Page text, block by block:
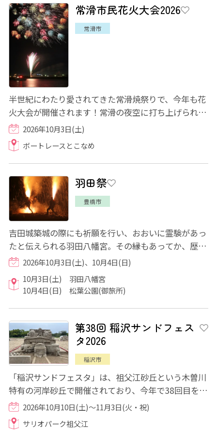
常滑市民花火大会2026
常滑市
半世紀にわたり愛されてきた常滑焼祭りで、今年も花
火大会が開催されます！常滑の夜空に打ち上げられる
花火が、「常滑焼まつり」を盛り上げます♪海...
2026年10月3日(土)
ボートレースとこなめ
羽田祭
豊橋市
吉田城築城の際にも祈願を行い、おおいに霊験があっ
たと伝えられる羽田八幡宮。その縁もあってか、歴代
の吉田城主からの崇敬も厚く、社殿の造営や...
2026年10月3日(土)、10月4日(日)
10月3日(土) 羽田八幡宮
10月4日(日) 松葉公園(御旅所)
第38回 稲沢サンドフェス
タ2026
稲沢市
「稲沢サンドフェスタ」は、祖父江砂丘という木曽川
特有の河岸砂丘で開催されており、今年で38回目を迎
えます。大型砂像が制作され、河岸砂丘の川...
2026年10月10日(土)～11月3日(火・祝)
サリオパーク祖父江